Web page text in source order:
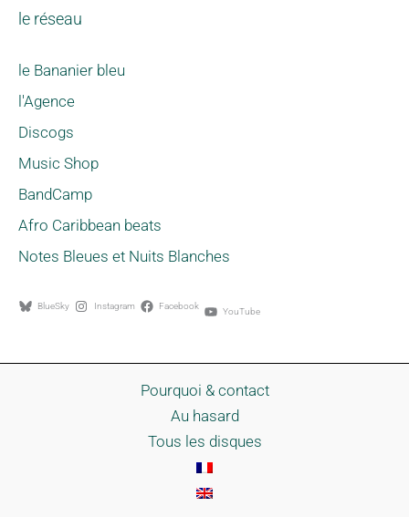
le réseau
le Bananier bleu
l'Agence
Discogs
Music Shop
BandCamp
Afro Caribbean beats
Notes Bleues et Nuits Blanches
BlueSky Instagram Facebook YouTube
Pourquoi & contact
Au hasard
Tous les disques